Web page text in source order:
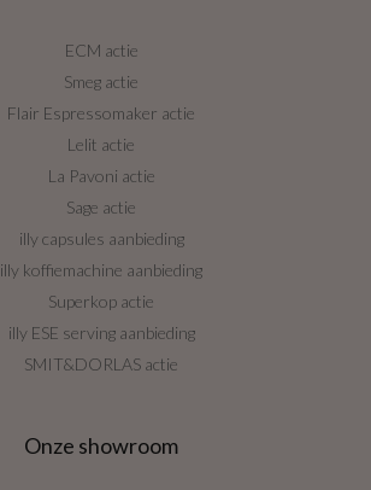
ECM actie
Smeg actie
Flair Espressomaker actie
Lelit actie
La Pavoni actie
Sage actie
illy capsules aanbieding
illy koffiemachine aanbieding
Superkop actie
illy ESE serving aanbieding
SMIT&DORLAS actie
Onze showroom